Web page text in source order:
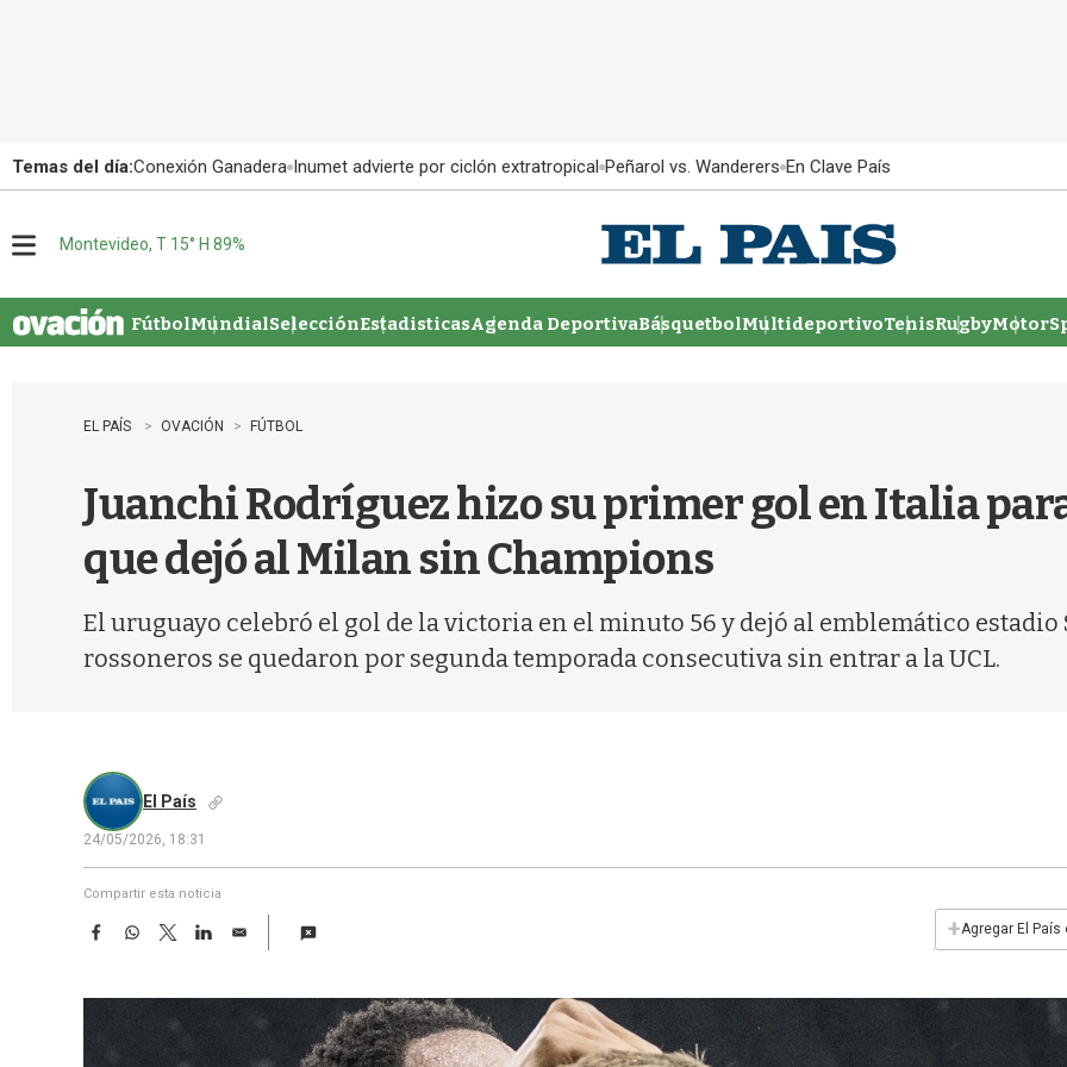
Temas del día:Conexión Ganadera Inumet advierte por ciclón extratropical Peñarol vs. Wanderers En Clave País
u
Montevideo, T 15° H 89%
FútbolMundialSelecciónEstadisticasAgenda DeportivaBásquetbolMultideportivoTenisRugby
EL PAÍS OVACIÓN FÚTBOL
Juanchi Rodríguez hizo su primer gol en Italia
que dejó al Milan sin Champions
El uruguayo celebró el gol de la victoria en el minuto 56 y dejó al emblemático
rossoneros se quedaron por segunda temporada consecutiva sin entrar a la UCL.
El País
24/05/2026, 18:31
Compartir esta noticia
F
e
o
W
t
T
w
t
t
L
k
E
i
+Agregar El País